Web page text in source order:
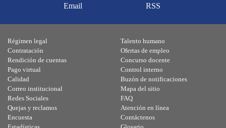
Email RSS
Régimen legal
Contratación
Rendición de cuentas
Pago virtual
Calidad
Talento humano
Ofertas de empleo
Concurso docente
Control interno
Buzón de notificaciones
Correo institucional
Redes Sociales
Quejas y reclamos
Encuesta
Mapa del sitio
FAQ
Atención en línea
Contáctenos